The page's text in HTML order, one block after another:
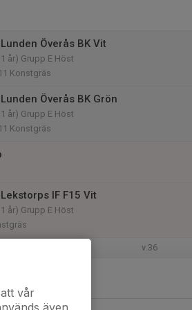
Överås BK Vit
år) Grupp E Höst
Konstgräs
Överås BK Grön
år) Grupp E Höst
Konstgräs
IF F15 Vit
år) Grupp E Höst
v.36
vår
även